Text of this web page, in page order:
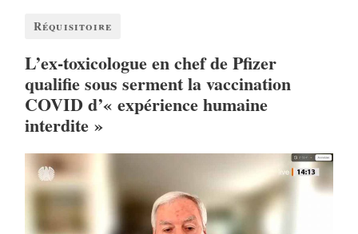
Réquisitoire
L’ex-toxicologue en chef de Pfizer
qualifie sous serment la vaccination
COVID d’« expérience humaine
interdite »